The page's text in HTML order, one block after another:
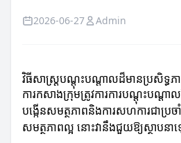
2026-06-27 Admin
វិធីសាស្ត្របណ្តុះបណ្តាលដ៏មានប្រសិទ្ធភ
ការកសាងក្រុមត្រូវការការបណ្តុះបណ្
បង្កើនសមត្ថភាពនិងការសហការជាប្រ
សមត្ថភាពល្អ នោះវានឹងជួយឱ្យស្ថាបន